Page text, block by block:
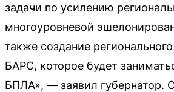
задачи по усилению
многоуровневой
также создание
БАРС, которое будет
БПЛА», — заявил губернатор.